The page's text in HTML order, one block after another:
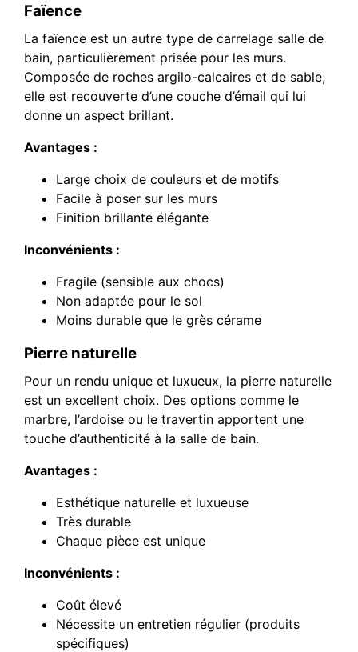
Faïence
La faïence est un autre type de carrelage salle de
bain, particulièrement prisée pour les murs.
Composée de roches argilo-calcaires et de sable,
elle est recouverte d’une couche d’émail qui lui
donne un aspect brillant.
Avantages :
Large choix de couleurs et de motifs
Facile à poser sur les murs
Finition brillante élégante
Inconvénients :
Fragile (sensible aux chocs)
Non adaptée pour le sol
Moins durable que le grès cérame
Pierre naturelle
Pour un rendu unique et luxueux, la pierre naturelle
est un excellent choix. Des options comme le
marbre, l’ardoise ou le travertin apportent une
touche d’authenticité à la salle de bain.
Avantages :
Esthétique naturelle et luxueuse
Très durable
Chaque pièce est unique
Inconvénients :
Coût élevé
Nécessite un entretien régulier (produits
spécifiques)